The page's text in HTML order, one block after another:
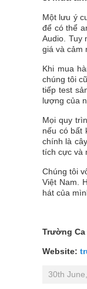
Một lưu ý
để có thể
Audio. Tuy
giá và cảm
Khi mua
chúng tôi
tiếp test
lượng của
Mọi quy
nếu có bất
chính là
tích cực và
Chúng tôi
Việt Nam.
hát của
Trường
Website:
30th